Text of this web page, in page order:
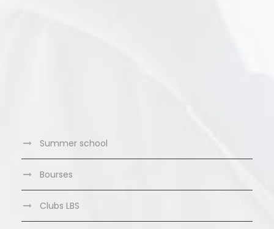
Summer school
Bourses
Clubs LBS